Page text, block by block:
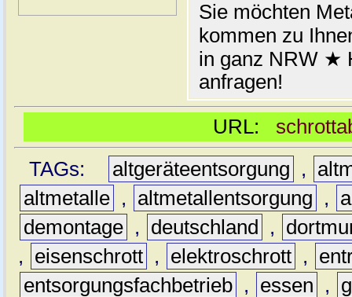
Sie möchten
kommen zu
in ganz NRW ★
anfragen!
URL:
TAGs:
altgeräteentsorgung ,
altmetalle , altmetallentsorgung ,
demontage , deutschland ,
,
eisenschrott , elektroschrott ,
entsorgungsfachbetrieb , essen ,